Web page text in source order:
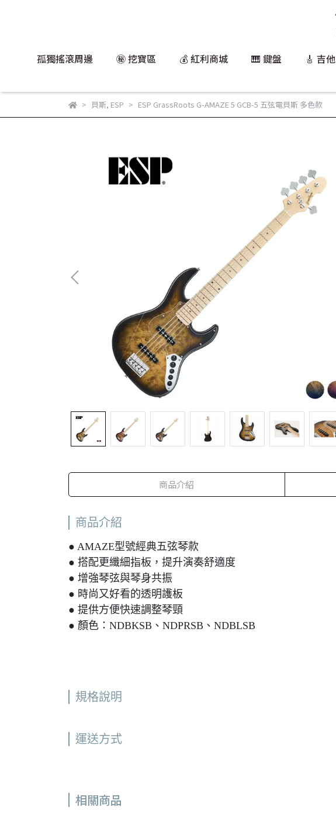
孤獨搖滾周邊 ㊙️ 挖寶區 💰 紅利商城 🎹 鍵盤 🎸 吉他
貝斯, ESP ESP GrassRoots G-AMAZE 5 GCB-5 五弦電貝斯 多色款
商品介紹
商品介紹
● AMAZE型號經典五弦琴款
● 搭配更纖細指板，提升演奏舒適度
● 增強琴弦與琴身共振
● 時尚又好看的透明護板
● 提供方便快速調整琴頸
● 顏色：NDBKSB、NDPRSB、NDBLSB
規格說明
運送方式
相關商品